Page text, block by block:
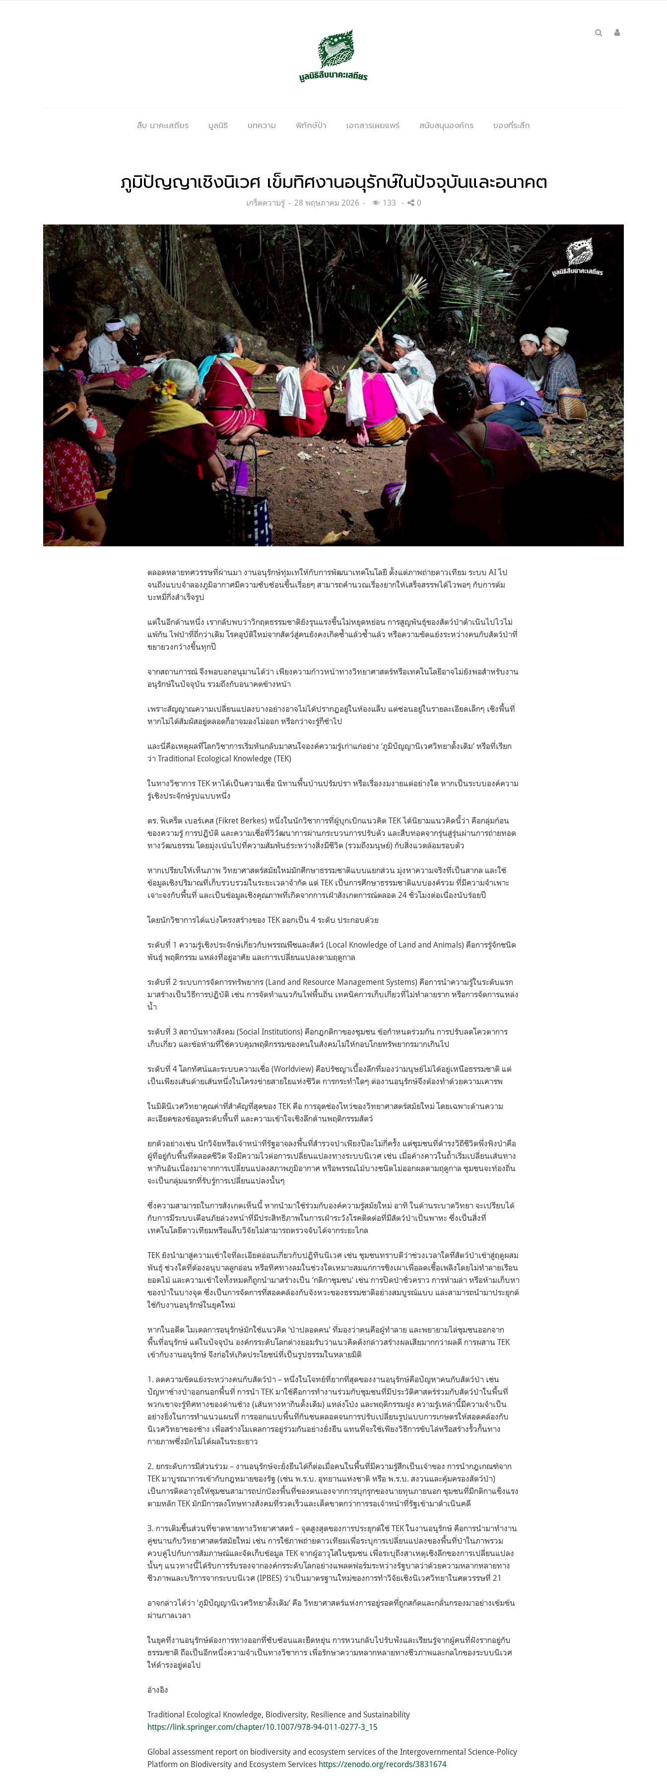
สืบ นาคะเสถียร มูลนิธิ บทความ พิทักษ์ป่า เอกสารเผยแพร่ สนับสนุนองค์กร ของที่ระลึก
ภูมิปัญญาเชิงนิเวศ เข็มทิศงานอนุรักษ์ในปัจจุบันและอนาคต
Categories:
เกร็ดความรู้
Posted
28 พฤษภาคม 2026 133 0
ตลอดหลายทศวรรษที่ผ่านมา งานอนุรักษ์ทุ่มเทให้กับการพัฒนาเทคโนโลยี ตั้งแต่ภาพถ่ายดาวเทียม ระบบ AI ไป
จนถึงแบบจำลองภูมิอากาศมีความซับซ้อนขึ้นเรื่อยๆ สามารถคำนวณเรื่องยากให้เสร็จสรรพได้ไวพอๆ กับการต้ม
บะหมี่กึ่งสำเร็จรูป
แต่ในอีกด้านหนึ่ง เรากลับพบว่าวิกฤตธรรมชาติยังรุนแรงขึ้นไม่หยุดหย่อน การสูญพันธุ์ของสัตว์ป่าดำเนินไปไวไม่
แพ้กัน ไฟป่าที่ถี่กว่าเดิม โรคอุบัติใหม่จากสัตว์สู่คนยังคงเกิดซ้ำแล้วซ้ำแล้ว หรือความขัดแย้งระหว่างคนกับสัตว์ป่าที่
ขยายวงกว้างขึ้นทุกปี
จากสถานการณ์ จึงพอบอกอนุมานได้ว่า เพียงความก้าวหน้าทางวิทยาศาสตร์หรือเทคโนโลยีอาจไม่ยังพอสำหรับงาน
อนุรักษ์ในปัจจุบัน รวมถึงกับอนาคตข้างหน้า
เพราะสัญญาณความเปลี่ยนแปลงบางอย่างอาจไม่ได้ปรากฏอยู่ในห้องแล็บ แต่ซ่อนอยู่ในรายละเอียดเล็กๆ เชิงพื้นที่
หากไม่ได้สัมผัสอยู่ตลอดก็อาจมองไม่ออก หรือกว่าจะรู้ก็ช้าไป
และนี่คือเหตุผลที่โลกวิชาการเริ่มหันกลับมาสนใจองค์ความรู้เก่าแก่อย่าง ‘ภูมิปัญญานิเวศวิทยาดั้งเดิม’ หรือที่เรียก
ว่า Traditional Ecological Knowledge (TEK)
ในทางวิชาการ TEK หาได้เป็นความเชื่อ นิทานพื้นบ้านปรัมปรา หรือเรื่องงมงายแต่อย่างใด หากเป็นระบบองค์ความ
รู้เชิงประจักษ์รูปแบบหนึ่ง
ดร. ฟิเคร็ต เบอร์เคส (Fikret Berkes) หนึ่งในนักวิชาการที่ผู้บุกเบิกแนวคิด TEK ได้นิยามแนวคิดนี้ว่า คือกลุ่มก้อน
ของความรู้ การปฏิบัติ และความเชื่อที่วิวัฒนาการผ่านกระบวนการปรับตัว และสืบทอดจากรุ่นสู่รุ่นผ่านการถ่ายทอด
ทางวัฒนธรรม โดยมุ่งเน้นไปที่ความสัมพันธ์ระหว่างสิ่งมีชีวิต (รวมถึงมนุษย์) กับสิ่งแวดล้อมรอบตัว
หากเปรียบให้เห็นภาพ วิทยาศาสตร์สมัยใหม่มักศึกษาธรรมชาติแบบแยกส่วน มุ่งหาความจริงที่เป็นสากล และใช้
ข้อมูลเชิงปริมาณที่เก็บรวบรวมในระยะเวลาจำกัด แต่ TEK เป็นการศึกษาธรรมชาติแบบองค์รวม ที่มีความจำเพาะ
เจาะจงกับพื้นที่ และเป็นข้อมูลเชิงคุณภาพที่เกิดจากการเฝ้าสังเกตการณ์ตลอด 24 ชั่วโมงต่อเนื่องนับร้อยปี
โดยนักวิชาการได้แบ่งโครงสร้างของ TEK ออกเป็น 4 ระดับ ประกอบด้วย
ระดับที่ 1 ความรู้เชิงประจักษ์เกี่ยวกับพรรณพืชและสัตว์ (Local Knowledge of Land and Animals) คือการรู้จักชนิด
พันธุ์ พฤติกรรม แหล่งที่อยู่อาศัย และการเปลี่ยนแปลงตามฤดูกาล
ระดับที่ 2 ระบบการจัดการทรัพยากร (Land and Resource Management Systems) คือการนำความรู้ในระดับแรก
มาสร้างเป็นวิธีการปฏิบัติ เช่น การจัดทำแนวกันไฟพื้นถิ่น เทคนิคการเก็บเกี่ยวที่ไม่ทำลายราก หรือการจัดการแหล่ง
น้ำ
ระดับที่ 3 สถาบันทางสังคม (Social Institutions) คือกฎกติกาของชุมชน ข้อกำหนดร่วมกัน การปรับลดโควตาการ
เก็บเกี่ยว และข้อห้ามที่ใช้ควบคุมพฤติกรรมของคนในสังคมไม่ให้กอบโกยทรัพยากรมากเกินไป
ระดับที่ 4 โลกทัศน์และระบบความเชื่อ (Worldview) คือปรัชญาเบื้องลึกที่มองว่ามนุษย์ไม่ได้อยู่เหนือธรรมชาติ แต่
เป็นเพียงเส้นด้ายเส้นหนึ่งในโครงข่ายสายใยแห่งชีวิต การกระทำใดๆ ต่องานอนุรักษ์จึงต้องทำด้วยความเคารพ
ในมิตินิเวศวิทยาคุณค่าที่สำคัญที่สุดของ TEK คือ การอุดช่องโหว่ของวิทยาศาสตร์สมัยใหม่ โดยเฉพาะด้านความ
ละเอียดของข้อมูลระดับพื้นที่ และความเข้าใจเชิงลึกด้านพฤติกรรมสัตว์
ยกตัวอย่างเช่น นักวิจัยหรือเจ้าหน้าที่รัฐอาจลงพื้นที่สำรวจป่าเพียงปีละไม่กี่ครั้ง แต่ชุมชนที่ดำรงวิถีชีวิตพึ่งพิงป่าคือ
ผู้ที่อยู่กับพื้นที่ตลอดชีวิต จึงมีความไวต่อการเปลี่ยนแปลงทางระบบนิเวศ เช่น เมื่อค้างคาวในถ้ำเริ่มเปลี่ยนเส้นทาง
หากินอันเนื่องมาจากการเปลี่ยนแปลงสภาพภูมิอากาศ หรือพรรณไม้บางชนิดไม่ออกผลตามฤดูกาล ชุมชนจะท้องถิ่น
จะเป็นกลุ่มแรกที่รับรู้การเปลี่ยนแปลงนั้นๆ
ซึ่งความสามารถในการสังเกตเห็นนี้ หากนำมาใช้ร่วมกับองค์ความรู้สมัยใหม่ อาทิ ในด้านระบาดวิทยา จะเปรียบได้
กับการมีระบบเตือนภัยล่วงหน้าที่มีประสิทธิภาพในการเฝ้าระวังโรคติดต่อที่มีสัตว์ป่าเป็นพาหะ ซึ่งเป็นสิ่งที่
เทคโนโลยีดาวเทียมหรือแล็บวิจัยไม่สามารถตรวจจับได้จากระยะไกล
TEK ยังนำมาสู่ความเข้าใจที่ละเอียดอ่อนเกี่ยวกับปฏิทินนิเวศ เช่น ชุมชนทราบดีว่าช่วงเวลาใดที่สัตว์ป่าเข้าสู่ฤดูผสม
พันธุ์ ช่วงใดที่ต้องอนุบาลลูกอ่อน หรือทิศทางลมในช่วงใดเหมาะสมแก่การชิงเผาเพื่อลดเชื้อเพลิงโดยไม่ทำลายเรือน
ยอดไม้ และความเข้าใจทั้งหมดก็ถูกนำมาสร้างเป็น ‘กติกาชุมชน’ เช่น การปิดป่าชั่วคราว การห้ามล่า หรือห้ามเก็บหา
ของป่าในบางจุด ซึ่งเป็นการจัดการที่สอดคล้องกับจังหวะของธรรมชาติอย่างสมบูรณ์แบบ และสามารถนำมาประยุกต์
ใช้กับงานอนุรักษ์ในยุคใหม่
หากในอดีต โมเดลการอนุรักษ์มักใช้แนวคิด ‘ป่าปลอดคน’ ที่มองว่าคนคือผู้ทำลาย และพยายามไล่ชุมชนออกจาก
พื้นที่อนุรักษ์ แต่ในปัจจุบัน องค์กรระดับโลกต่างยอมรับว่าแนวคิดดังกล่าวสร้างผลเสียมากกว่าผลดี การผสาน TEK
เข้ากับงานอนุรักษ์ จึงก่อให้เกิดประโยชน์ที่เป็นรูปธรรมในหลายมิติ
1. ลดความขัดแย้งระหว่างคนกับสัตว์ป่า – หนึ่งในโจทย์ที่ยากที่สุดของงานอนุรักษ์คือปัญหาคนกับสัตว์ป่า เช่น
ปัญหาช้างป่าออกนอกพื้นที่ การนำ TEK มาใช้คือการทำงานร่วมกับชุมชนที่มีประวัติศาสตร์ร่วมกับสัตว์ป่าในพื้นที่
พวกเขาจะรู้ทิศทางของด่านช้าง (เส้นทางหากินดั้งเดิม) แหล่งโป่ง และพฤติกรรมฝูง ความรู้เหล่านี้มีความจำเป็น
อย่างยิ่งในการทำแนวแผนที่ การออกแบบพื้นที่กันชนตลอดจนการปรับเปลี่ยนรูปแบบการเกษตรให้สอดคล้องกับ
นิเวศวิทยาของช้าง เพื่อสร้างโมเดลการอยู่ร่วมกันอย่างยั่งยืน แทนที่จะใช้เพียงวิธีการขับไล่หรือสร้างรั้วกั้นทาง
กายภาพซึ่งมักไม่ได้ผลในระยะยาว
2. ยกระดับการมีส่วนร่วม – งานอนุรักษ์จะยั่งยืนได้ก็ต่อเมื่อคนในพื้นที่มีความรู้สึกเป็นเจ้าของ การนำกฎเกณฑ์จาก
TEK มาบูรณาการเข้ากับกฎหมายของรัฐ (เช่น พ.ร.บ. อุทยานแห่งชาติ หรือ พ.ร.บ. สงวนและคุ้มครองสัตว์ป่า)
เป็นการติดอาวุธให้ชุมชนสามารถปกป้องพื้นที่ของตนเองจากการบุกรุกของนายทุนภายนอก ชุมชนที่มีกติกาแข็งแรง
ตามหลัก TEK มักมีการลงโทษทางสังคมที่รวดเร็วและเด็ดขาดกว่าการรอเจ้าหน้าที่รัฐเข้ามาดำเนินคดี
3. การเติมชิ้นส่วนที่ขาดหายทางวิทยาศาสตร์ – จุดสูงสุดของการประยุกต์ใช้ TEK ในงานอนุรักษ์ คือการนำมาทำงาน
คู่ขนานกับวิทยาศาสตร์สมัยใหม่ เช่น การใช้ภาพถ่ายดาวเทียมเพื่อระบุการเปลี่ยนแปลงของพื้นที่ป่าในภาพรวม
ควบคู่ไปกับการสัมภาษณ์และจัดเก็บข้อมูล TEK จากผู้อาวุโสในชุมชน เพื่อระบุถึงสาเหตุเชิงลึกของการเปลี่ยนแปลง
นั้นๆ แนวทางนี้ได้รับการรับรองจากองค์กรระดับโลกอย่างแพลตฟอร์มระหว่างรัฐบาลว่าด้วยความหลากหลายทาง
ชีวภาพและบริการจากระบบนิเวศ (IPBES) ว่าเป็นมาตรฐานใหม่ของการทำวิจัยเชิงนิเวศวิทยาในศตวรรษที่ 21
อาจกล่าวได้ว่า ‘ภูมิปัญญานิเวศวิทยาดั้งเดิม’ คือ วิทยาศาสตร์แห่งการอยู่รอดที่ถูกสกัดและกลั่นกรองมาอย่างเข้มข้น
ผ่านกาลเวลา
ในยุคที่งานอนุรักษ์ต้องการทางออกที่ซับซ้อนและยืดหยุ่น การหวนกลับไปรับฟังและเรียนรู้จากผู้คนที่ฝังรากอยู่กับ
ธรรมชาติ ถือเป็นอีกหนึ่งความจำเป็นทางวิชาการ เพื่อรักษาความหลากหลายทางชีวภาพและกลไกของระบบนิเวศ
ให้ดำรงอยู่ต่อไป
อ้างอิง
Traditional Ecological Knowledge, Biodiversity, Resilience and Sustainability
https://link.springer.com/chapter/10.1007/978-94-011-0277-3_15
Global assessment report on biodiversity and ecosystem services of the Intergovernmental Science-Policy
Platform on Biodiversity and Ecosystem Services https://zenodo.org/records/3831674